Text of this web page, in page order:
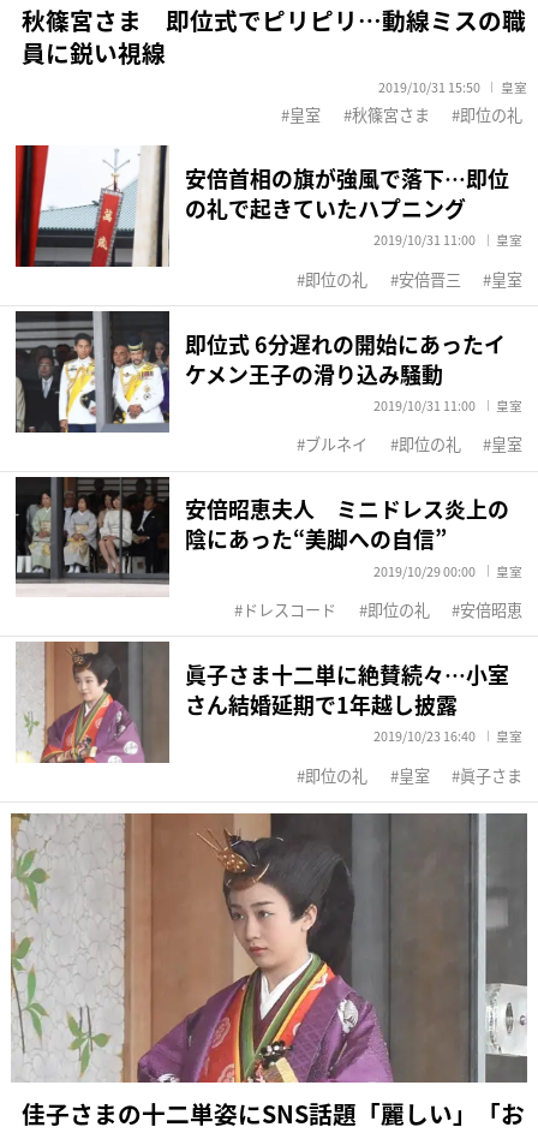
秋篠宮さま 即位式でピリピリ…動線ミスの職
員に鋭い視線
2019/10/31 15:50 皇室
皇室 秋篠宮さま 即位の礼
安倍首相の旗が強風で落下…即位
の礼で起きていたハプニング
2019/10/31 11:00 皇室
即位の礼 安倍晋三 皇室
即位式 6分遅れの開始にあったイ
ケメン王子の滑り込み騒動
2019/10/31 11:00 皇室
ブルネイ 即位の礼 皇室
安倍昭恵夫人 ミニドレス炎上の
陰にあった“美脚への自信”
2019/10/29 00:00 皇室
ドレスコード 即位の礼 安倍昭恵
眞子さま十二単に絶賛続々…小室
さん結婚延期で1年越し披露
2019/10/23 16:40 皇室
即位の礼 皇室 眞子さま
佳子さまの十二単姿にSNS話題「麗しい」「お